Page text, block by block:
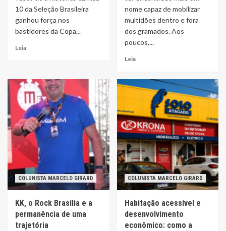
10 da Seleção Brasileira
ganhou força nos
bastidores da Copa...
Leia
nome capaz de mobilizar
multidões dentro e fora
dos gramados. Aos
poucos,...
Leia
COLUNISTA MARCELO GIRARD
KK, o Rock Brasília e a
permanência de uma
trajetória
COLUNISTA MARCELO GIRARD
Habitação acessível e
desenvolvimento
econômico: como a